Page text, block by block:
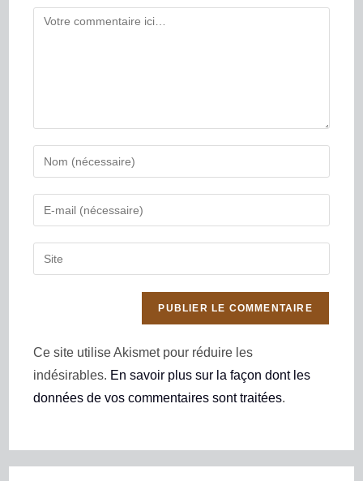
Ce site utilise Akismet pour réduire les
indésirables. En savoir plus sur la façon dont les
données de vos commentaires sont traitées.